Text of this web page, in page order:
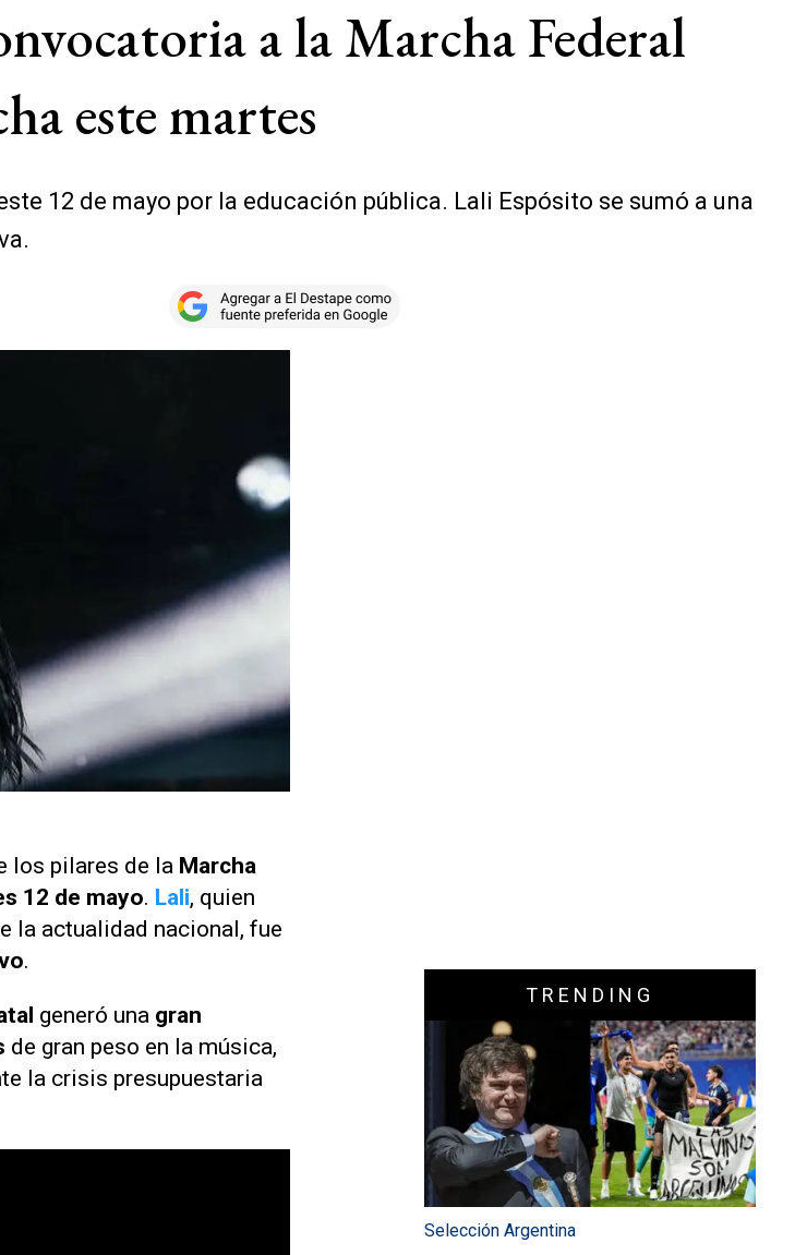
a la Marcha Federal
este martes
12 de mayo por la educación pública. Lali Espósito se sumó a una
los pilares de la Marcha
12 de mayo. Lali, quien
la actualidad nacional, fue
.
generó una gran
de gran peso en la música,
la crisis presupuestaria
TRENDING
Selección Argentina